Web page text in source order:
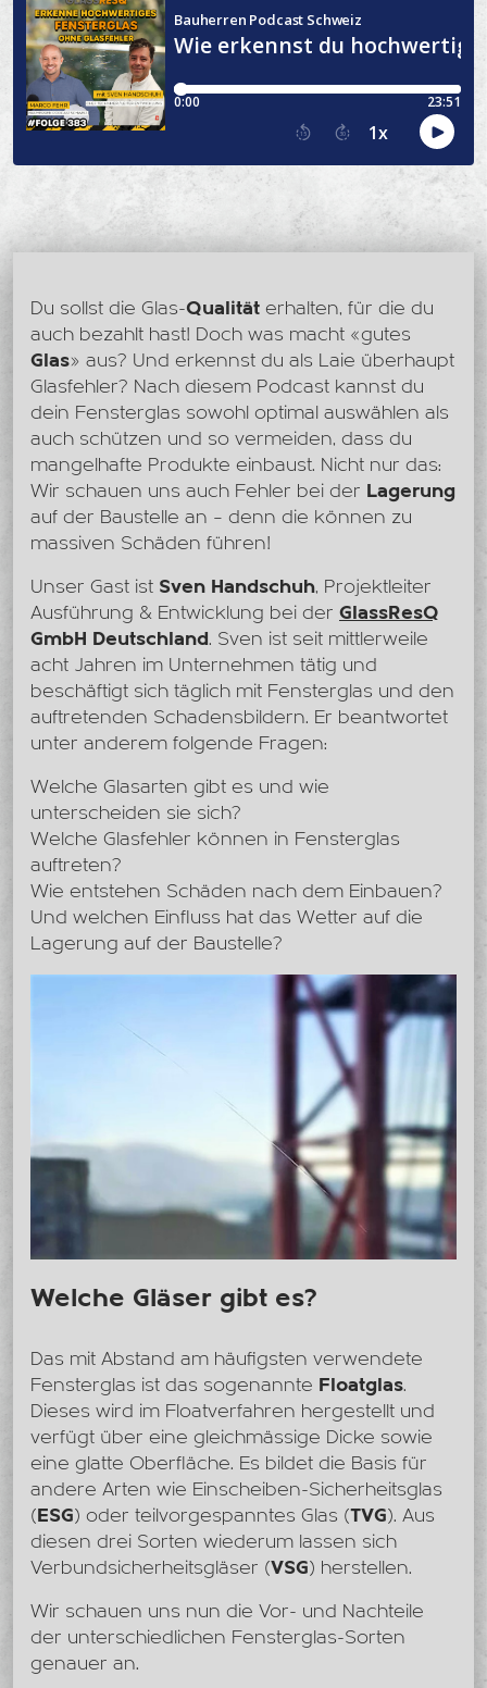
Du sollst die Glas-Qualität erhalten, für die du
auch bezahlt hast! Doch was macht «gutes
Glas» aus? Und erkennst du als Laie überhaupt
Glasfehler? Nach diesem Podcast kannst du
dein Fensterglas sowohl optimal auswählen als
auch schützen und so vermeiden, dass du
mangelhafte Produkte einbaust. Nicht nur das:
Wir schauen uns auch Fehler bei der Lagerung
auf der Baustelle an – denn die können zu
massiven Schäden führen!
Unser Gast ist Sven Handschuh, Projektleiter
Ausführung & Entwicklung bei der GlassResQ
GmbH Deutschland. Sven ist seit mittlerweile
acht Jahren im Unternehmen tätig und
beschäftigt sich täglich mit Fensterglas und den
auftretenden Schadensbildern. Er beantwortet
unter anderem folgende Fragen:
Welche Glasarten gibt es und wie
unterscheiden sie sich?
Welche Glasfehler können in Fensterglas
auftreten?
Wie entstehen Schäden nach dem Einbauen?
Und welchen Einfluss hat das Wetter auf die
Lagerung auf der Baustelle?
Welche Gläser gibt es?
Das mit Abstand am häufigsten verwendete
Fensterglas ist das sogenannte Floatglas.
Dieses wird im Floatverfahren hergestellt und
verfügt über eine gleichmässige Dicke sowie
eine glatte Oberfläche. Es bildet die Basis für
andere Arten wie Einscheiben-Sicherheitsglas
(ESG) oder teilvorgespanntes Glas (TVG). Aus
diesen drei Sorten wiederum lassen sich
Verbundsicherheitsgläser (VSG) herstellen.
Wir schauen uns nun die Vor- und Nachteile
der unterschiedlichen Fensterglas-Sorten
genauer an.